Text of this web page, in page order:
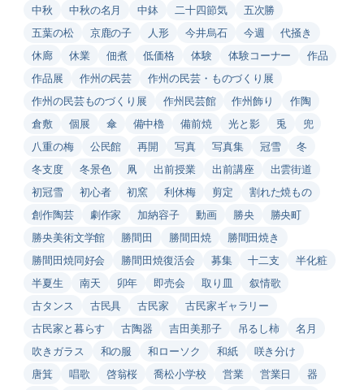
中秋
中秋の名月 中鉢 二十四節気
五次勝
五葉の松
京鹿の子 人形 今井烏石 今週
代掻き
休廊
休業 佃煮 低価格 体験 体験コーナー
作品
作品展
作州の民芸
作州の民芸・ものづくり展
作州の民芸ものづくり展
作州民芸館 作州飾り
作陶
倉敷
個展 傘 備中櫓 備前焼 光と影 兎
兜
八重の梅
公民館 再開 写真 写真集 冠雪
冬
冬支度
冬景色 凧 出前授業 出前講座
出雲街道
初冠雪
初心者 初窯 利休梅 剪定
割れた焼もの
創作陶芸
劇作家 加納容子 動画 勝央
勝央町
勝央美術文学館
勝間田 勝間田焼
勝間田焼き
勝間田焼同好会
勝間田焼復活会 募集 十二支
半化粧
半夏生
南天 卯年 即売会 取り皿
叙情歌
古タンス
古民具 古民家
古民家ギャラリー
古民家と暮らす
古陶器 吉田美那子 吊るし柿
名月
吹きガラス
和の服 和ローソク 和紙
咲き分け
唐箕
唱歌 啓翁桜 喬松小学校 営業 営業日
器